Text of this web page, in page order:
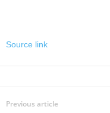
Source link
Previous article